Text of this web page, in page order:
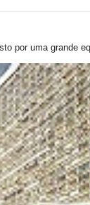
por uma grande